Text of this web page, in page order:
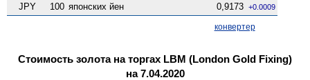
JPY 100 японских йен 0,9173 +0.0009
конвертер
Стоимость золота на торгах LBM (London Gold Fixing)
на 7.04.2020